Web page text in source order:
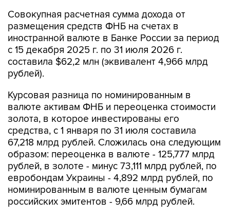
Совокупная расчетная сумма дохода от
размещения средств ФНБ на счетах в
иностранной валюте в Банке России за период
с 15 декабря 2025 г. по 31 июля 2026 г.
составила $62,2 млн (эквивалент 4,966 млрд
рублей).
Курсовая разница по номинированным в
валюте активам ФНБ и переоценка стоимости
золота, в которое инвестированы его
средства, с 1 января по 31 июля составила
67,218 млрд рублей. Сложилась она следующим
образом: переоценка в валюте - 125,777 млрд
рублей, в золоте - минус 73,111 млрд рублей, по
евробондам Украины - 4,892 млрд рублей, по
номинированным в валюте ценным бумагам
российских эмитентов - 9,66 млрд рублей.